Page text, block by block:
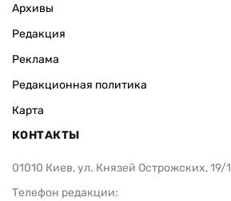
Архивы
Редакция
Реклама
Редакционная политика
Карта
КОНТАКТЫ
01010 Киев, ул. Князей Острожских, 19/1
Телефон редакции: